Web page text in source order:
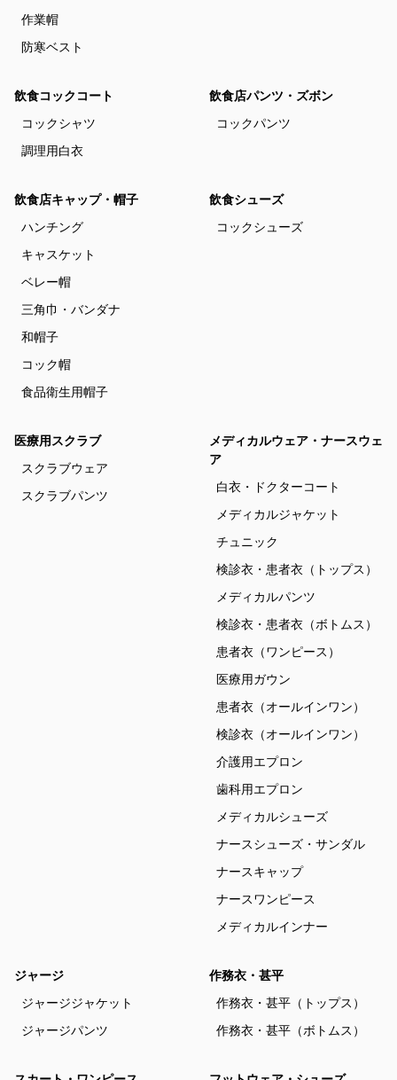
作業帽
防寒ベスト
飲食コックコート
コックシャツ
調理用白衣
飲食店パンツ・ズボン
コックパンツ
飲食店キャップ・帽子
ハンチング
キャスケット
ベレー帽
三角巾・バンダナ
和帽子
コック帽
食品衛生用帽子
飲食シューズ
コックシューズ
医療用スクラブ
スクラブウェア
スクラブパンツ
メディカルウェア・ナースウェ
ア
白衣・ドクターコート
メディカルジャケット
チュニック
検診衣・患者衣（トップス）
メディカルパンツ
検診衣・患者衣（ボトムス）
患者衣（ワンピース）
医療用ガウン
患者衣（オールインワン）
検診衣（オールインワン）
介護用エプロン
歯科用エプロン
メディカルシューズ
ナースシューズ・サンダル
ナースキャップ
ナースワンピース
メディカルインナー
ジャージ
ジャージジャケット
ジャージパンツ
作務衣・甚平
作務衣・甚平（トップス）
作務衣・甚平（ボトムス）